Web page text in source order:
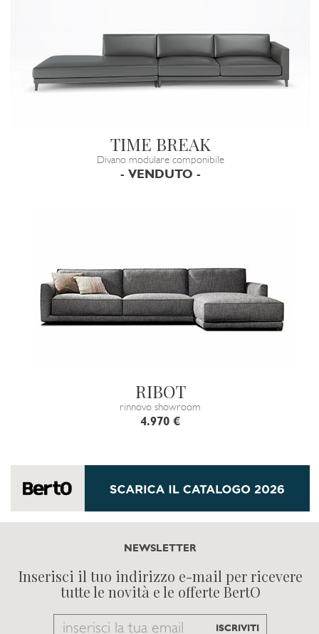
TIME BREAK
Divano modulare componibile
- VENDUTO -
RIBOT
rinnovo showroom
4.970 €
NEWSLETTER
Inserisci il tuo indirizzo e-mail per ricevere
tutte le novità e le offerte BertO
Email ISCRIVITI